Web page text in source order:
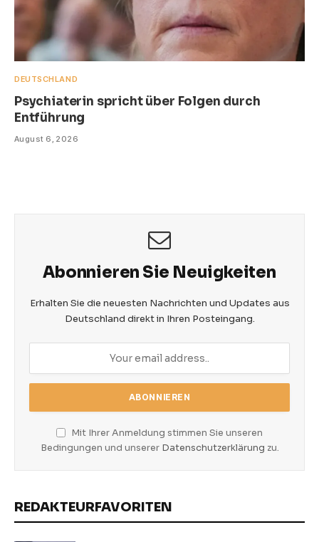
DEUTSCHLAND
Psychiaterin spricht über Folgen durch
Entführung
August 6, 2026
Abonnieren Sie Neuigkeiten
Erhalten Sie die neuesten Nachrichten und Updates aus
Deutschland direkt in Ihren Posteingang.
Mit Ihrer Anmeldung stimmen Sie unseren
Bedingungen und unserer Datenschutzerklärung zu.
REDAKTEURFAVORITEN